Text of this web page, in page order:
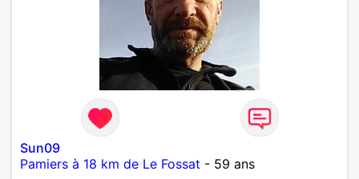
Sun09
Pamiers à 18 km de Le Fossat - 59 ans